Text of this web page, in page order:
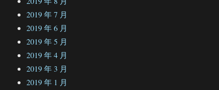
2019 年 7 月
2019 年 6 月
2019 年 5 月
2019 年 4 月
2019 年 3 月
2019 年 1 月